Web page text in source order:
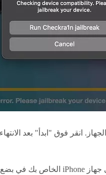
انقر فوق "ابدأ" بعد الانتهاء
سيتم تجاوز قفل التنشيط على جهاز iPhone الخاص بك في بضع